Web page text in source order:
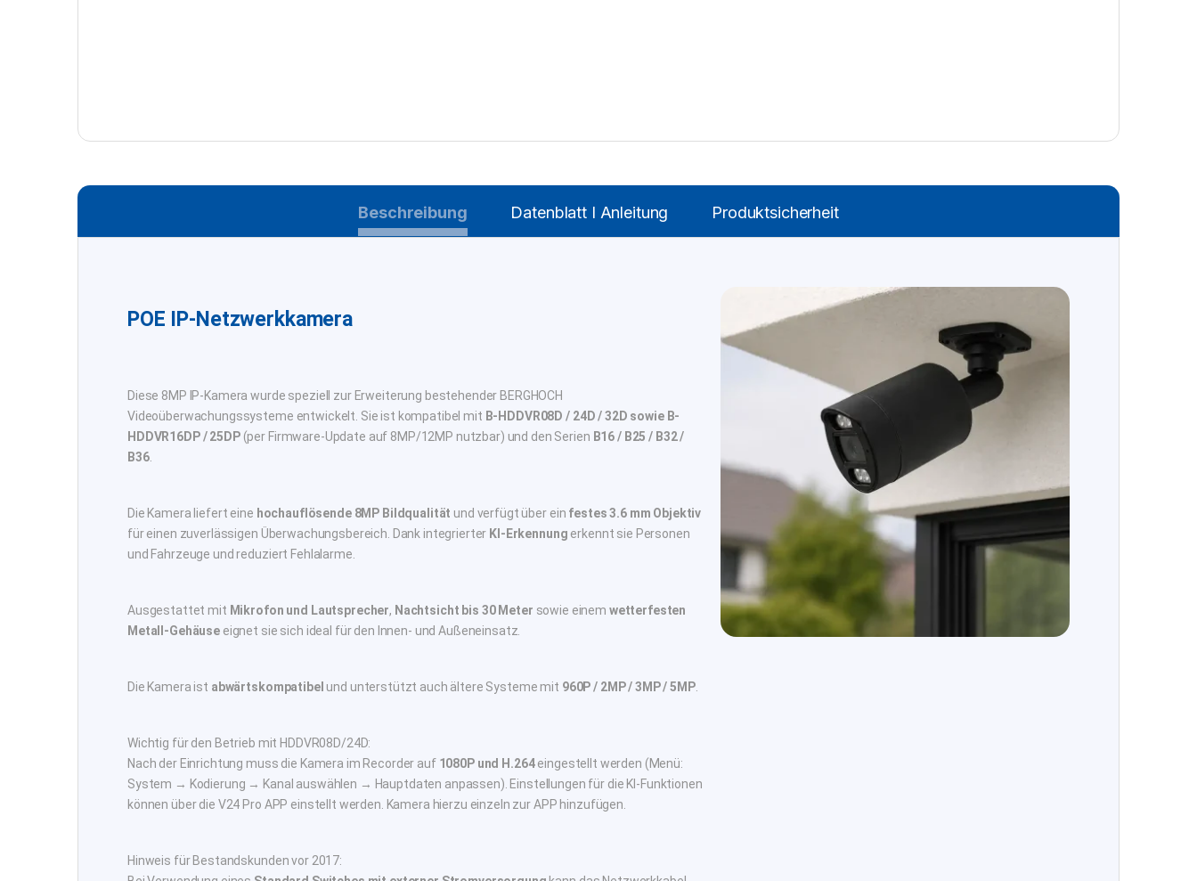
Beschreibung Datenblatt I Anleitung Produktsicherheit
POE IP-Netzwerkkamera
Diese 8MP IP-Kamera wurde speziell zur Erweiterung bestehender BERGHOCH
Videoüberwachungssysteme entwickelt. Sie ist kompatibel mit B-HDDVR08D / 24D / 32D sowie B-
HDDVR16DP / 25DP(per Firmware-Update auf 8MP/12MP nutzbar) und den Serien B16 / B25 / B32 /
B36.
Die Kamera liefert eine hochauflösende 8MP Bildqualität und verfügt über ein festes 3.6 mm Objektiv
für einen zuverlässigen Überwachungsbereich. Dank integrierter KI-Erkennung erkennt sie Personen
und Fahrzeuge und reduziert Fehlalarme.
Ausgestattet mit Mikrofon und Lautsprecher, Nachtsicht bis 30 Meter sowie einem wetterfesten
Metall-Gehäuse eignet sie sich ideal für den Innen- und Außeneinsatz.
Die Kamera ist abwärtskompatibel und unterstützt auch ältere Systeme mit 960P / 2MP / 3MP / 5MP.
Wichtig für den Betrieb mit HDDVR08D/24D:
Nach der Einrichtung muss die Kamera im Recorder auf 1080P und H.264eingestellt werden (Menü:
System → Kodierung → Kanal auswählen → Hauptdaten anpassen). Einstellungen für die KI-Funktionen
können über die V24 Pro APP einstellt werden. Kamera hierzu einzeln zur APP hinzufügen.
Hinweis für Bestandskunden vor 2017: